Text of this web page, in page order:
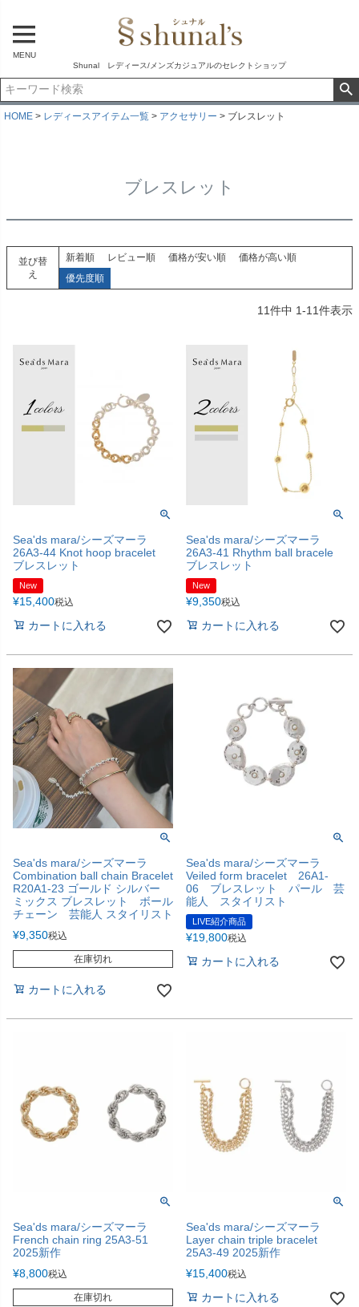
MENU
Shunal レディース/メンズカジュアルのセレクトショップ
HOME レディースアイテム一覧 アクセサリー ブレスレット
ブレスレット
並び替
え
新着順 レビュー順 価格が安い順
価格が高い順
優先度順
11件中 1-11件表示
Sea'ds mara/シーズマーラ
26A3-44 Knot hoop bracelet
ブレスレット
New
¥15,400税込
カートに入れる
Sea'ds mara/シーズマーラ
26A3-41 Rhythm ball bracele
ブレスレット
New
¥9,350税込
カートに入れる
Sea'ds mara/シーズマーラ
Combination ball chain Bracelet
R20A1-23 ゴールド シルバー
ミックス ブレスレット ボール
チェーン 芸能人 スタイリスト
¥9,350税込
在庫切れ
カートに入れる
Sea'ds mara/シーズマーラ
Veiled form bracelet 26A1-
06 ブレスレット パール 芸
能人 スタイリスト
LIVE紹介商品
¥19,800税込
カートに入れる
Sea'ds mara/シーズマーラ
French chain ring 25A3-51
2025新作
¥8,800税込
在庫切れ
Sea'ds mara/シーズマーラ
Layer chain triple bracelet
25A3-49 2025新作
¥15,400税込
カートに入れる